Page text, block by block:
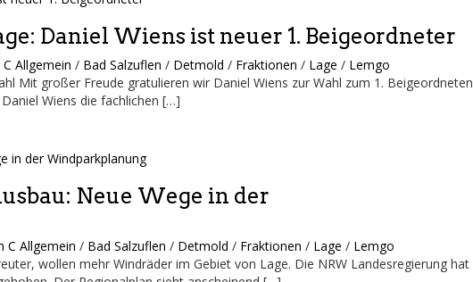
Daniel Wiens ist neuer 1. Beigeordneter
Allgemein / Bad Salzuflen / Detmold / Fraktionen / Lage / Lemgo
Mit großer Freude gratulieren wir Daniel Wiens zur Wahl zum 1. Beigeordneten
Wiens die fachlichen […]
Neue Wege in der
C Allgemein / Bad Salzuflen / Detmold / Fraktionen / Lage / Lemgo
wollen mehr Windräder im Gebiet von Lage. Die NRW Landesregierung hat